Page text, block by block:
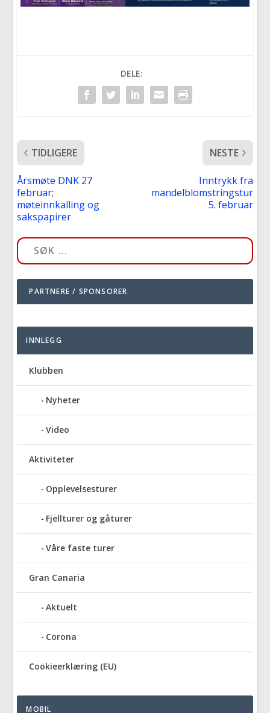
DELE:
TIDLIGERE
Årsmøte DNK 27
februar;
møteinnkalling og
sakspapirer
NESTE
Inntrykk fra
mandelblomstringstur
5. februar
PARTNERE / SPONSORER
INNLEGG
Klubben
Nyheter
Video
Aktiviteter
Opplevelsesturer
Fjellturer og gåturer
Våre faste turer
Gran Canaria
Aktuelt
Corona
Cookieerklæring (EU)
MOBIL